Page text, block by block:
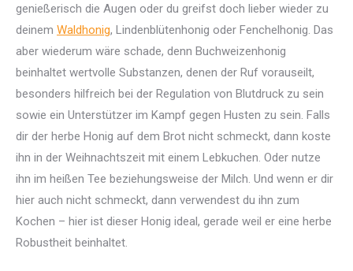
genießerisch die Augen oder du greifst doch lieber wieder zu
deinem Waldhonig, Lindenblütenhonig oder Fenchelhonig. Das
aber wiederum wäre schade, denn Buchweizenhonig
beinhaltet wertvolle Substanzen, denen der Ruf vorauseilt,
besonders hilfreich bei der Regulation von Blutdruck zu sein
sowie ein Unterstützer im Kampf gegen Husten zu sein. Falls
dir der herbe Honig auf dem Brot nicht schmeckt, dann koste
ihn in der Weihnachtszeit mit einem Lebkuchen. Oder nutze
ihn im heißen Tee beziehungsweise der Milch. Und wenn er dir
hier auch nicht schmeckt, dann verwendest du ihn zum
Kochen – hier ist dieser Honig ideal, gerade weil er eine herbe
Robustheit beinhaltet.